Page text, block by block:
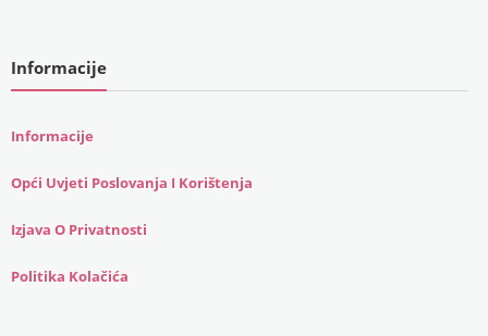
Informacije
Informacije
Opći Uvjeti Poslovanja I Korištenja
Izjava O Privatnosti
Politika Kolačića